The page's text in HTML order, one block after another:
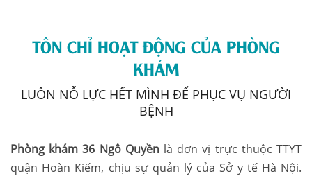
TÔN CHỈ HOẠT ĐỘNG CỦA PHÒNG
KHÁM
LUÔN NỖ LỰC HẾT MÌNH ĐỂ PHỤC VỤ NGƯỜI
BỆNH
Phòng khám 36 Ngô Quyềnlà đơn vị trực thuộc TTYT
quận Hoàn Kiếm, chịu sự quản lý của Sở y tế Hà Nội.